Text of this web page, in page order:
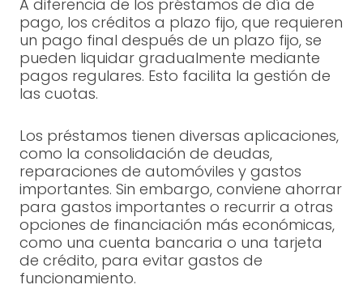
A diferencia de los préstamos de día de
pago, los créditos a plazo fijo, que requieren
un pago final después de un plazo fijo, se
pueden liquidar gradualmente mediante
pagos regulares. Esto facilita la gestión de
las cuotas.
Los préstamos tienen diversas aplicaciones,
como la consolidación de deudas,
reparaciones de automóviles y gastos
importantes. Sin embargo, conviene ahorrar
para gastos importantes o recurrir a otras
opciones de financiación más económicas,
como una cuenta bancaria o una tarjeta
de crédito, para evitar gastos de
funcionamiento.